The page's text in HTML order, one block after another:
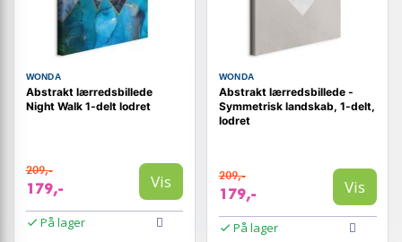
WONDA
Abstrakt lærredsbillede
Night Walk 1-delt lodret
209,-
179,- Vis
På lager
WONDA
Abstrakt lærredsbillede -
Symmetrisk landskab, 1-delt,
lodret
209,-
179,- Vis
På lager